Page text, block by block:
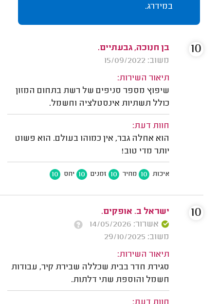
במידרג.
בן חנוכה, גבעתיים.
משוב: 15/09/2022
תיאור השירות:
שיפוץ מספר סניפים של רשת בתחום המזון
כולל תשתיות אינסטלציה וחשמל.
חוות דעת:
הוא אחלה גבר, אין כמוהו בעולם. הוא פשוט
יותר מדי טוב!
איכות 10 מחיר 10 זמנים 10 יחס 10
10
ישראל ב. אופקים.
אשרור: 14/05/2026
משוב: 29/10/2025
תיאור השירות:
סגירת חדר בבית שכללה שבירת קיר, עבודות
חשמל והוספת שתי דלתות.
10